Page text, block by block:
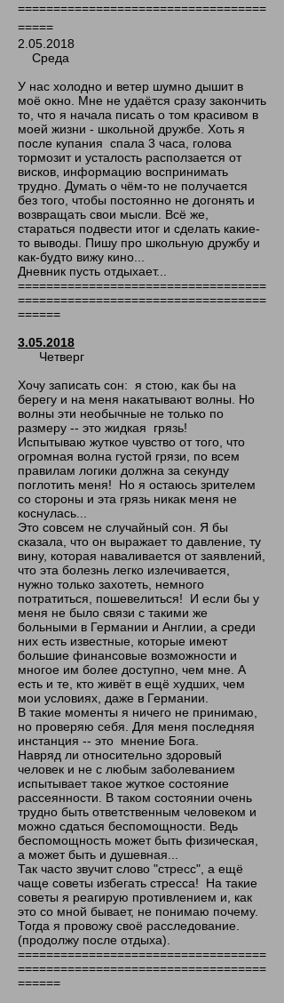
===================================
=====
2.05.2018
Среда
У нас холодно и ветер шумно дышит в
моё окно. Мне не удаётся сразу закончить
то, что я начала писать о том красивом в
моей жизни - школьной дружбе. Хоть я
после купания спала 3 часа, голова
тормозит и усталость расползается от
висков, информацию воспринимать
трудно. Думать о чём-то не получается
без того, чтобы постоянно не догонять и
возвращать свои мысли. Всё же,
стараться подвести итог и сделать какие-
то выводы. Пишу про школьную дружбу и
как-будто вижу кино...
Дневник пусть отдыхает...
===================================
===================================
======
3.05.2018
Четверг
Хочу записать сон: я стою, как бы на
берегу и на меня накатывают волны. Но
волны эти необычные не только по
размеру -- это жидкая грязь!
Испытываю жуткое чувство от того, что
огромная волна густой грязи, по всем
правилам логики должна за секунду
поглотить меня! Но я остаюсь зрителем
со стороны и эта грязь никак меня не
коснулась...
Это совсем не случайный сон. Я бы
сказала, что он выражает то давление, ту
вину, которая наваливается от заявлений,
что эта болезнь легко излечивается,
нужно только захотеть, немного
потратиться, пошевелиться! И если бы у
меня не было связи с такими же
больными в Германии и Англии, а среди
них есть известные, которые имеют
большие финансовые возможности и
многое им более доступно, чем мне. А
есть и те, кто живёт в ещё худших, чем
мои условиях, даже в Германии.
В такие моменты я ничего не принимаю,
но проверяю себя. Для меня последняя
инстанция -- это мнение Бога.
Навряд ли относительно здоровый
человек и не с любым заболеванием
испытывает такое жуткое состояние
рассеянности. В таком состоянии очень
трудно быть ответственным человеком и
можно сдаться беспомощности. Ведь
беспомощность может быть физическая,
а может быть и душевная...
Так часто звучит слово "стресс", а ещё
чаще советы избегать стресса! На такие
советы я реагирую противлением и, как
это со мной бывает, не понимаю почему.
Тогда я провожу своё расследование.
(продолжу после отдыха).
===================================
===================================
======